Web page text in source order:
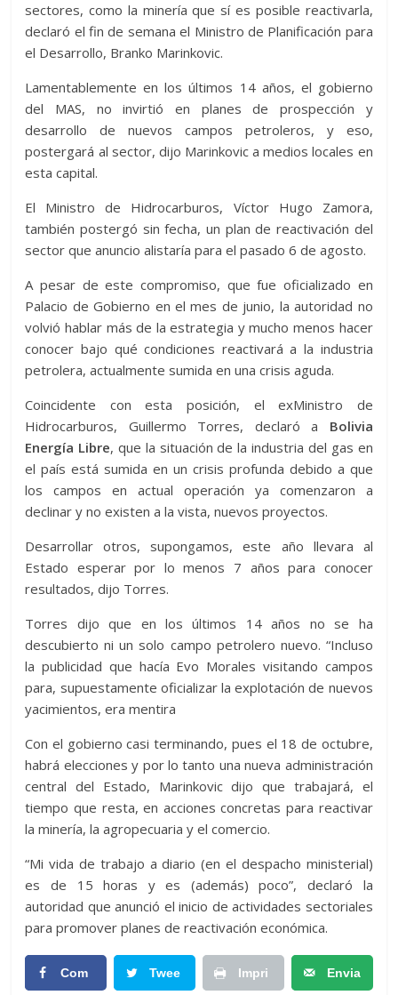
sectores, como la minería que sí es posible reactivarla,
declaró el fin de semana el Ministro de Planificación para
el Desarrollo, Branko Marinkovic.
Lamentablemente en los últimos 14 años, el gobierno
del MAS, no invirtió en planes de prospección y
desarrollo de nuevos campos petroleros, y eso,
postergará al sector, dijo Marinkovic a medios locales en
esta capital.
El Ministro de Hidrocarburos, Víctor Hugo Zamora,
también postergó sin fecha, un plan de reactivación del
sector que anuncio alistaría para el pasado 6 de agosto.
A pesar de este compromiso, que fue oficializado en
Palacio de Gobierno en el mes de junio, la autoridad no
volvió hablar más de la estrategia y mucho menos hacer
conocer bajo qué condiciones reactivará a la industria
petrolera, actualmente sumida en una crisis aguda.
Coincidente con esta posición, el exMinistro de
Hidrocarburos, Guillermo Torres, declaró a Bolivia
Energía Libre, que la situación de la industria del gas en
el país está sumida en un crisis profunda debido a que
los campos en actual operación ya comenzaron a
declinar y no existen a la vista, nuevos proyectos.
Desarrollar otros, supongamos, este año llevara al
Estado esperar por lo menos 7 años para conocer
resultados, dijo Torres.
Torres dijo que en los últimos 14 años no se ha
descubierto ni un solo campo petrolero nuevo. “Incluso
la publicidad que hacía Evo Morales visitando campos
para, supuestamente oficializar la explotación de nuevos
yacimientos, era mentira
Con el gobierno casi terminando, pues el 18 de octubre,
habrá elecciones y por lo tanto una nueva administración
central del Estado, Marinkovic dijo que trabajará, el
tiempo que resta, en acciones concretas para reactivar
la minería, la agropecuaria y el comercio.
“Mi vida de trabajo a diario (en el despacho ministerial)
es de 15 horas y es (además) poco”, declaró la
autoridad que anunció el inicio de actividades sectoriales
para promover planes de reactivación económica.
Com Twee Impri Envia